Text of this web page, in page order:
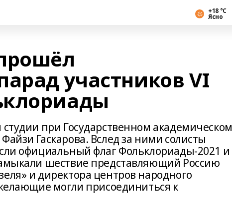
+18 °С
Ясно
участников VI
при Государственном академическом
Гаскарова. Вслед за ними солисты
официальный флаг Фольклориады-2021 и
шествие представляющий Россию
и директора центров народного
могли присоединиться к